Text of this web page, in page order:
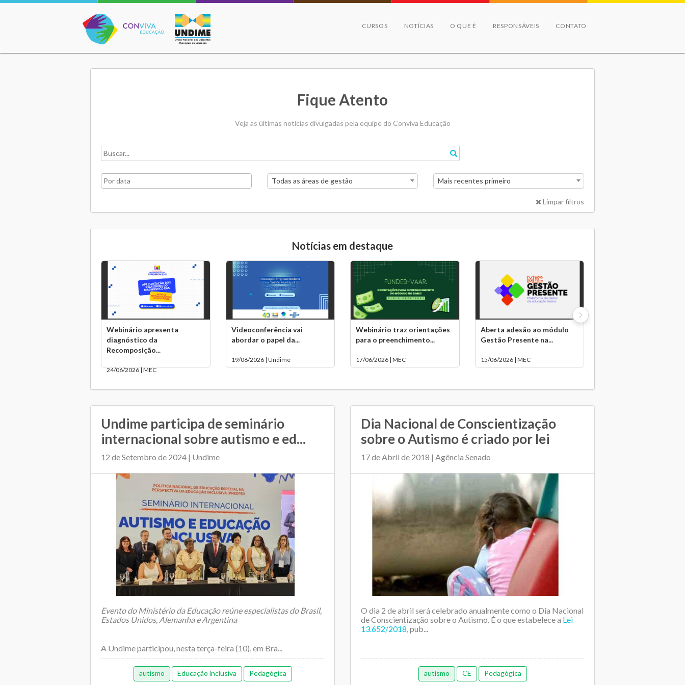
Conviva Educação
CURSOS NOTÍCIAS O QUE É RESPONSÁVEIS CONTATO
Fique Atento
Veja as últimas notícias divulgadas pela equipe do Conviva Educação
Todas as áreas de gestão Mais recentes primeiro
Limpar filtros
Notícias em destaque
Webinário apresenta
diagnóstico da
Recomposição...
24/06/2026 | MEC
Videoconferência vai
abordar o papel da...
19/06/2026 | Undime
Webinário traz orientações
para o preenchimento...
17/06/2026 | MEC
Aberta adesão ao módulo
Gestão Presente na...
15/06/2026 | MEC
Undime participa de seminário
internacional sobre autismo e ed...
12 de Setembro de 2024 | Undime
Evento do Ministério da Educação reúne especialistas do Brasil,
Estados Unidos, Alemanha e Argentina
A Undime participou, nesta terça-feira (10), em Bra...
autismo Educação inclusiva Pedagógica
Dia Nacional de Conscientização
sobre o Autismo é criado por lei
17 de Abril de 2018 | Agência Senado
O dia 2 de abril será celebrado anualmente como o Dia Nacional
de Conscientização sobre o Autismo. É o que estabelece a Lei
13.652/2018, pub...
autismo CE Pedagógica